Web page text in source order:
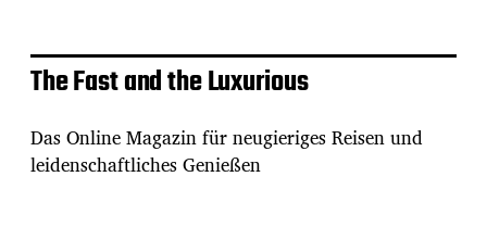
The Fast and the Luxurious
Das Online Magazin für neugieriges Reisen und
leidenschaftliches Genießen